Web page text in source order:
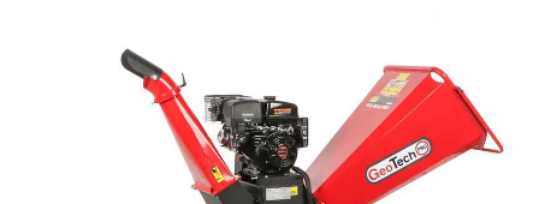
Schnitzer
Seven Italy